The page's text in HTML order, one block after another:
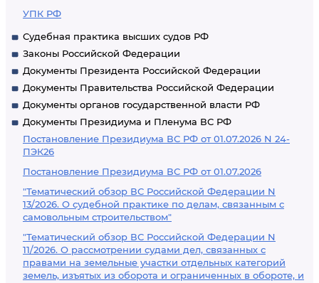
УПК РФ
Судебная практика высших судов РФ
Законы Российской Федерации
Документы Президента Российской Федерации
Документы Правительства Российской Федерации
Документы органов государственной власти РФ
Документы Президиума и Пленума ВС РФ
Постановление Президиума ВС РФ от 01.07.2026 N 24-
ПЭК26
Постановление Президиума ВС РФ от 01.07.2026
"Тематический обзор ВС Российской Федерации N
13/2026. О судебной практике по делам, связанным с
самовольным строительством"
"Тематический обзор ВС Российской Федерации N
11/2026. О рассмотрении судами дел, связанных с
правами на земельные участки отдельных категорий
земель, изъятых из оборота и ограниченных в обороте, и